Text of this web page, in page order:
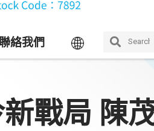
絡我們
戰局 陳